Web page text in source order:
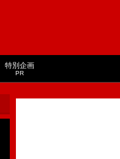
特別企画
PR